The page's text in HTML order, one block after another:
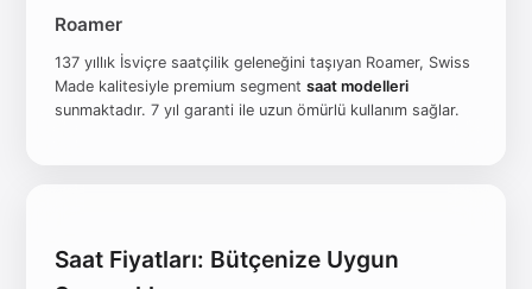
Roamer
137 yıllık İsviçre saatçilik geleneğini taşıyan Roamer, Swiss
Made kalitesiyle premium segment saat modelleri
sunmaktadır. 7 yıl garanti ile uzun ömürlü kullanım sağlar.
Saat Fiyatları: Bütçenize Uygun